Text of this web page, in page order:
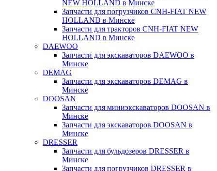
NEW HOLLAND в Минске
Запчасти для погрузчиков CNH-FIAT NEW
HOLLAND в Минске
Запчасти для тракторов CNH-FIAT NEW
HOLLAND в Минске
DAEWOO
Запчасти для экскаваторов DAEWOO в
Минске
DEMAG
Запчасти для экскаваторов DEMAG в
Минске
DOOSAN
Запчасти для миниэкскаваторов DOOSAN в
Минске
Запчасти для экскаваторов DOOSAN в
Минске
DRESSER
Запчасти для бульдозеров DRESSER в
Минске
Запчасти для погрузчиков DRESSER в